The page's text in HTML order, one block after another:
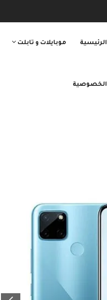
الرئيسية موبايلات و تابلت
الخصوصية